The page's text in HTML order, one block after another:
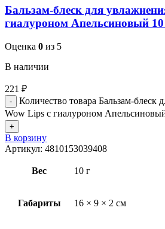
Бальзам-блеск для
гиалуроном Апельсиновый
Оценка 0 из 5
В наличии
221 ₽
Количество товара Бальзам-блеск
Wow Lips с гиалуроном
В корзину
Артикул: 4810153039408
Вес 10 г
Габариты 16 × 9 × 2 см